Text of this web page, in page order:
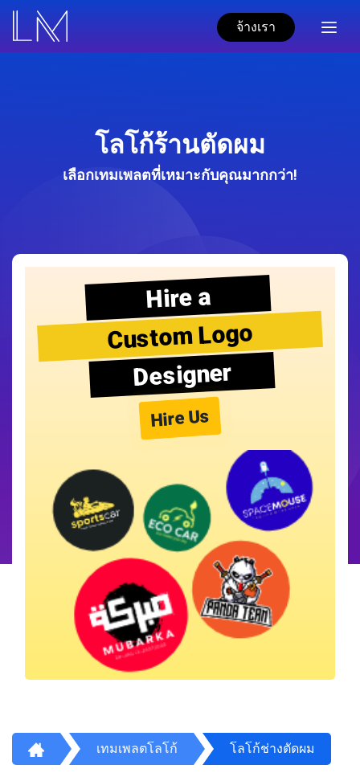
จ้างเรา
โลโก้ร้านตัดผม
เลือกเทมเพลตที่เหมาะกับคุณมากกว่า!
Hire a
Custom Logo
Designer
Hire Us
เทมเพลตโลโก้ โลโก้ช่างตัดผม